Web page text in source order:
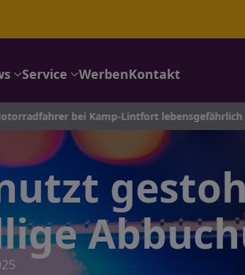
Service WerbenKontakt
bei Kamp-Lintfort lebensgefährlich verletzt